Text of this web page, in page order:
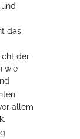
das
der
wie
allem